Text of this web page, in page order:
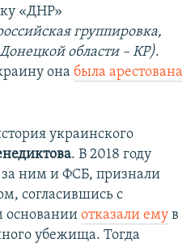
«ДНР»
группировка,
области – КР).
она была арестована
украинского
. В 2018 году
за ним и ФСБ, признали
согласившись с
основании отказали ему в
убежища. Тогда